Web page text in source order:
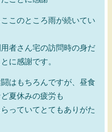
このところ雨が続いてい
さん宅の訪問時の身だ
に感謝です。
はもちろんですが、昼食
夏休みの疲労も
ていてとてもありがた